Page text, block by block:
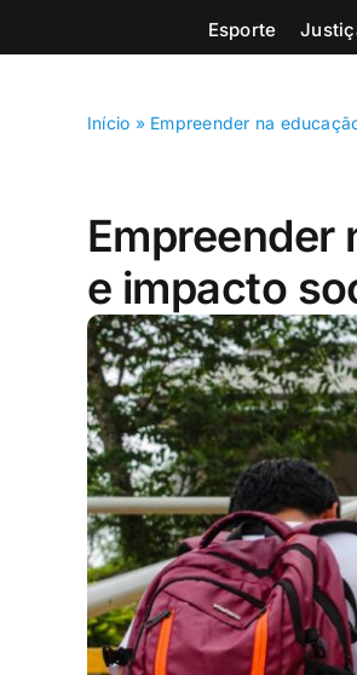
Esporte
Início » Empreender na
Empreender
e impacto